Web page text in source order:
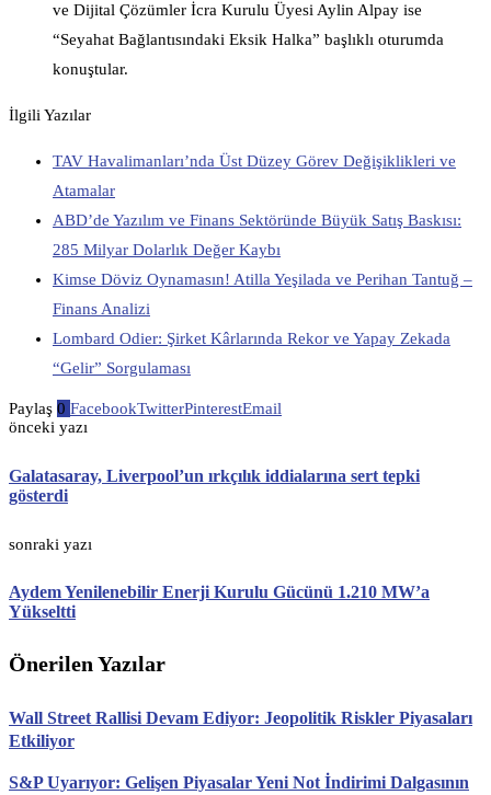
ve Dijital Çözümler İcra Kurulu Üyesi Aylin Alpay ise
“Seyahat Bağlantısındaki Eksik Halka” başlıklı oturumda
konuştular.
İlgili Yazılar
TAV Havalimanları’nda Üst Düzey Görev Değişiklikleri ve
Atamalar
ABD’de Yazılım ve Finans Sektöründe Büyük Satış Baskısı:
285 Milyar Dolarlık Değer Kaybı
Kimse Döviz Oynamasın! Atilla Yeşilada ve Perihan Tantuğ –
Finans Analizi
Lombard Odier: Şirket Kârlarında Rekor ve Yapay Zekada
“Gelir” Sorgulaması
Paylaş 0 FacebookTwitterPinterestEmail
önceki yazı
Galatasaray, Liverpool’un ırkçılık iddialarına sert tepki
gösterdi
sonraki yazı
Aydem Yenilenebilir Enerji Kurulu Gücünü 1.210 MW’a
Yükseltti
Önerilen Yazılar
Wall Street Rallisi Devam Ediyor: Jeopolitik Riskler Piyasaları
Etkiliyor
S&P Uyarıyor: Gelişen Piyasalar Yeni Not İndirimi Dalgasının